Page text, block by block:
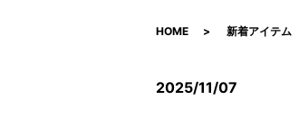
HOME 新着アイテム
2025/11/07